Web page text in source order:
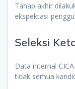
Tahap akhir
ekspektasi
Seleksi
Data internal
tidak semua